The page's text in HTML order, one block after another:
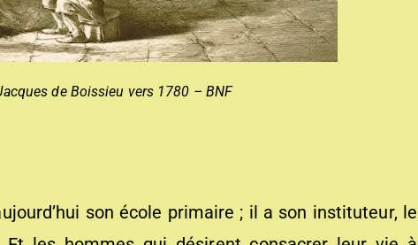
de Boissieu vers 1780 – BNF
son école primaire ; il a son instituteur, le